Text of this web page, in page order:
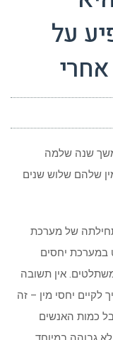
על
שנה שלמה
שלהם שלוש שנים
של מערכת
במערכת יחסים
אין תשובה
לקיים יחסי מין – זה
כמות האנשים